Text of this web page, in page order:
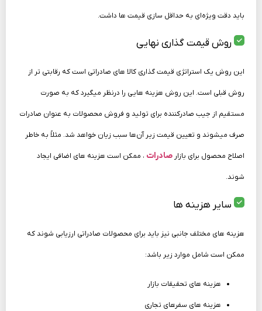
باید دقت ویژه‌ای به حداقل‌ سازی قیمت‌ ها داشت.
روش قیمت‌ گذاری نهایی
این روش یک استراتژی قیمت گذاری کالا های صادراتی است که رقابتی‌ تر از
روش قبلی است. این روش هزینه ­هایی را درنظر می­گیرد که به صورت
مستقیم از جیب صادرکننده برای تولید و فروش محصولات به عنوان صادرات
صرف می­شوند و تعیین قیمت زیر آن‌ها سبب زیان خواهد شد. مثلاً به خاطر
اصلاح محصول برای بازار صادرات ، ممکن است هزینه­ های اضافی ایجاد
شوند.
سایر هزینه ­ها
هزینه‌ های مختلف جانبی نیز باید برای محصولات صادراتی ارزیابی شوند که
ممکن است شامل موارد زیر باشد:
هزینه ­های تحقیقات بازار
هزینه ­های سفرهای تجاری